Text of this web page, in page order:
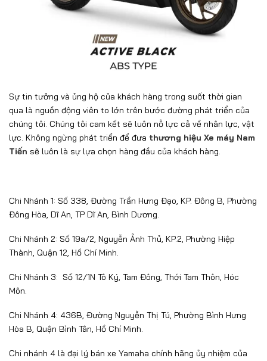
Sự tin tưởng và ủng hộ của khách hàng trong suốt thời gian
qua là nguồn động viên to lớn trên bước đường phát triển của
chúng tôi. Chúng tôi cam kết sẽ luôn nỗ lực cả về nhân lực, vật
lực. Không ngừng phát triển để đưa thương hiệu Xe máy Nam
Tiến sẽ luôn là sự lựa chọn hàng đầu của khách hàng.
Chi Nhánh 1: Số 338, Đường Trần Hưng Đạo, KP. Đông B, Phường
Đông Hòa, Dĩ An, TP Dĩ An, Bình Dương.
Chi Nhánh 2: Số 19a/2, Nguyễn Ảnh Thủ, KP.2, Phường Hiệp
Thành, Quận 12, Hồ Chí Minh.
Chi Nhánh 3: Số 12/1N Tô Ký, Tam Đông, Thới Tam Thôn, Hóc
Môn.
Chi Nhánh 4: 436B, Đường Nguyễn Thị Tú, Phường Bình Hưng
Hòa B, Quận Bình Tân, Hồ Chí Minh.
Chi nhánh 4 là đại lý bán xe Yamaha chính hãng ủy nhiệm của